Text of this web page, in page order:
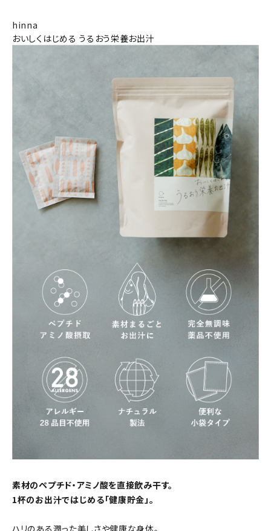
hinna
おいしくはじめる うるおう栄養お出汁
素材のペプチド・アミノ酸を直接飲み干す。
1杯のお出汁ではじめる「健康貯金」。